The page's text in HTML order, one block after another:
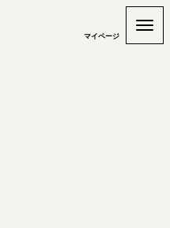
マイページ